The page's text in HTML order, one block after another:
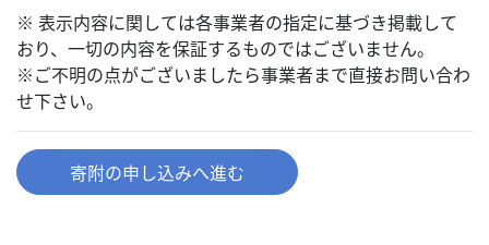
※ 表示内容に関しては各事業者の指定に基づき掲載して
おり、一切の内容を保証するものではございません。
※ご不明の点がございましたら事業者まで直接お問い合わ
せ下さい。
寄附の申し込みへ進む